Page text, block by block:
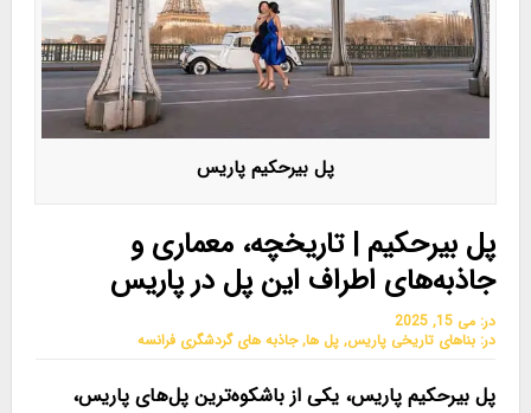
پل بیرحکیم پاریس
پل بیرحکیم | تاریخچه، معماری و
جاذبه‌های اطراف این پل در پاریس
در: می 15, 2025
در: بناهای تاریخی پاریس, پل ها,جاذبه های گردشگری فرانسه
پل بیرحکیم پاریس، یکی از باشکوه‌ترین پل‌های پاریس،